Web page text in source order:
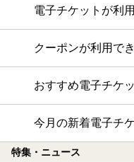
電子チケットが利
クーポンが利用で
おすすめ電子チケ
今月の新着電子チ
特集・ニュース